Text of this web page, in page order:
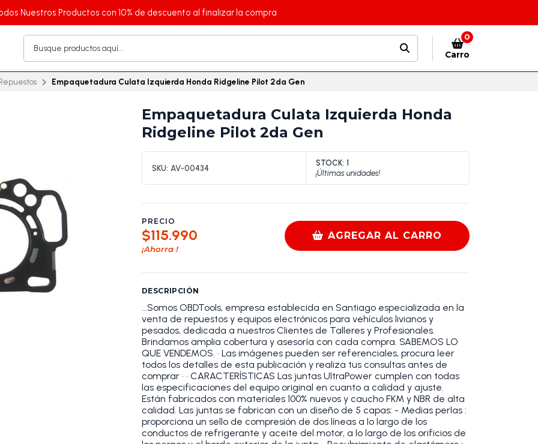
Nuestros Productos con 10% de descuento al finalizar la compra
0
Carro
Empaquetadura Culata Izquierda Honda Ridgeline Pilot 2da Gen
Empaquetadura Culata Izquierda Honda
Ridgeline Pilot 2da Gen
SKU: AV-00434
STOCK: 1
¡Últimas unidades!
PRECIO
$115.990
¡Ahorra !
AGREGAR AL CARRO
DESCRIPCIÓN
...Somos OBDTools, empresa establecida en Santiago especializada en la
venta de repuestos y equipos electrónicos para vehículos livianos y
pesados, dedicada a nuestros Clientes de Talleres y Profesionales.
Brindamos amplia cobertura y asesoría con cada compra. SABEMOS LO
QUE VENDEMOS. • Las imágenes pueden ser referenciales, procura leer
todos los detalles de esta publicación y realiza tus consultas antes de
comprar • • CARACTERÍSTICAS Las juntas UltraPower cumplen con todas
las especificaciones del equipo original en cuanto a calidad y ajuste.
Están fabricados con materiales 100% nuevos y caucho FKM y NBR de alta
calidad. Las juntas se fabrican con un diseño de 5 capas: - Medias perlas :
proporciona un sello de compresión de dos líneas a lo largo de los
conductos de refrigerante y aceite del motor, a lo largo de los orificios de